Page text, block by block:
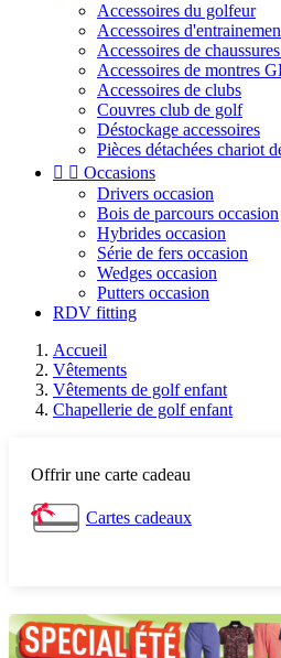
Accessoires du golfeur
Accessoires
Accessoires de
Accessoires de montres
Accessoires de clubs
Couvres club de golf
Déstockage accessoires
Pièces détachées chariot
  Occasions
Drivers occasion
Bois de parcours occasion
Hybrides occasion
Série de fers occasion
Wedges occasion
Putters occasion
RDV fitting
Accueil
Vêtements
Vêtements de golf enfant
Chapellerie de golf enfant
Offrir une carte cadeau
Cartes cadeaux